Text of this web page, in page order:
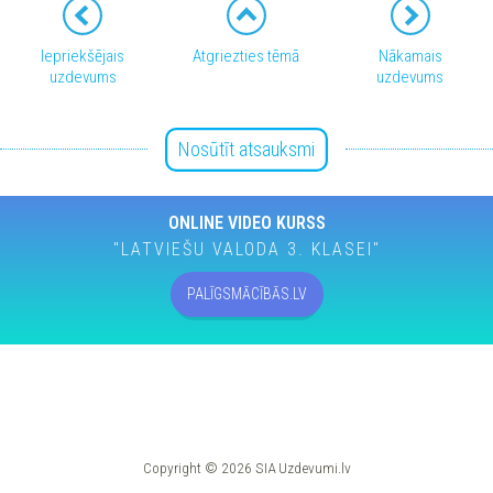
Iepriekšējais
uzdevums
Atgriezties tēmā
Nākamais
uzdevums
Nosūtīt atsauksmi
ONLINE VIDEO KURSS
"LATVIEŠU VALODA 3. KLASEI"
PALĪGSMĀCĪBĀS.LV
Copyright © 2026 SIA Uzdevumi.lv